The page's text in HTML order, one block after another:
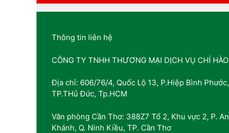
Thông tin liên hệ
CÔNG TY TNHH THƯƠNG MẠI DỊCH VỤ CHÍ HÀO
Địa chỉ: 606/76/4, Quốc Lộ 13, P.Hiệp Bình Phước,
TP.THủ Đức, Tp.HCM
Văn phòng Cần Thơ: 388Z7 Tổ 2, Khu vực 2, P. An
Khánh, Q. Ninh Kiều, TP. Cần Thơ